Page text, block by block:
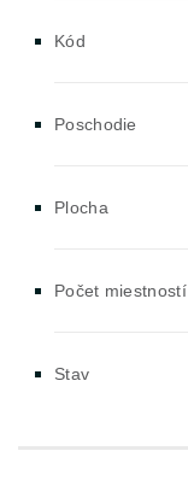
Kód
Poschodie
Plocha
Počet miestností
Stav